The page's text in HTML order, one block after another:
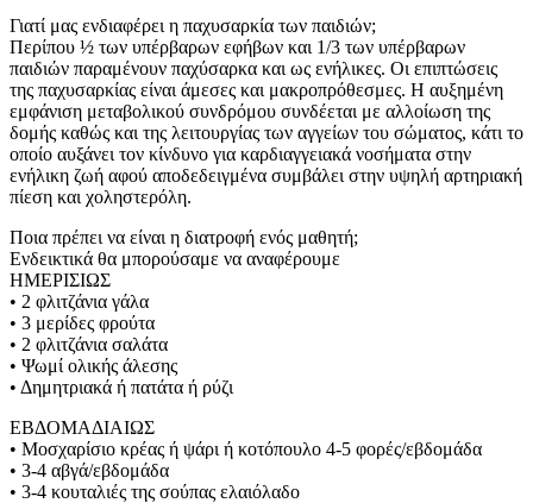
Γιατί μας ενδιαφέρει η παχυσαρκία των παιδιών;
Περίπου ½ των υπέρβαρων εφήβων και 1/3 των υπέρβαρων
παιδιών παραμένουν παχύσαρκα και ως ενήλικες. Οι επιπτώσεις
της παχυσαρκίας είναι άμεσες και μακροπρόθεσμες. Η αυξημένη
εμφάνιση μεταβολικού συνδρόμου συνδέεται με αλλοίωση της
δομής καθώς και της λειτουργίας των αγγείων του σώματος, κάτι το
οποίο αυξάνει τον κίνδυνο για καρδιαγγειακά νοσήματα στην
ενήλικη ζωή αφού αποδεδειγμένα συμβάλει στην υψηλή αρτηριακή
πίεση και χοληστερόλη.
Ποια πρέπει να είναι η διατροφή ενός μαθητή;
Ενδεικτικά θα μπορούσαμε να αναφέρουμε
ΗΜΕΡΙΣΙΩΣ
• 2 φλιτζάνια γάλα
• 3 μερίδες φρούτα
• 2 φλιτζάνια σαλάτα
• Ψωμί ολικής άλεσης
• Δημητριακά ή πατάτα ή ρύζι
ΕΒΔΟΜΑΔΙΑΙΩΣ
• Μοσχαρίσιο κρέας ή ψάρι ή κοτόπουλο 4-5 φορές/εβδομάδα
• 3-4 αβγά/εβδομάδα
• 3-4 κουταλιές της σούπας ελαιόλαδο